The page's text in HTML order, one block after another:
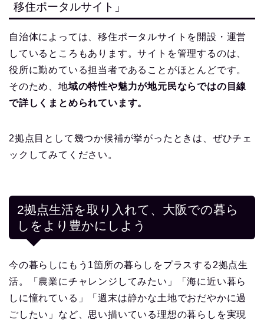
移住ポータルサイト」
自治体によっては、移住ポータルサイトを開設・運営
しているところもあります。サイトを管理するのは、
役所に勤めている担当者であることがほとんどです。
そのため、地域の特性や魅力が地元民ならではの目線
で詳しくまとめられています。
2拠点目として幾つか候補が挙がったときは、ぜひチェ
ックしてみてください。
2拠点生活を取り入れて、大阪での暮ら
しをより豊かにしよう
今の暮らしにもう1箇所の暮らしをプラスする2拠点生
活。「農業にチャレンジしてみたい」「海に近い暮ら
しに憧れている」「週末は静かな土地でおだやかに過
ごしたい」など、思い描いている理想の暮らしを実現